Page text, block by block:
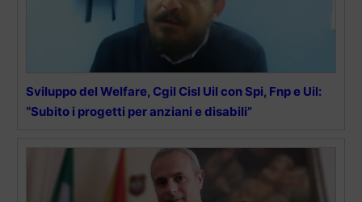
Sviluppo del Welfare, Cgil Cisl Uil con Spi, Fnp e Uil:
“Subito i progetti per anziani e disabili”